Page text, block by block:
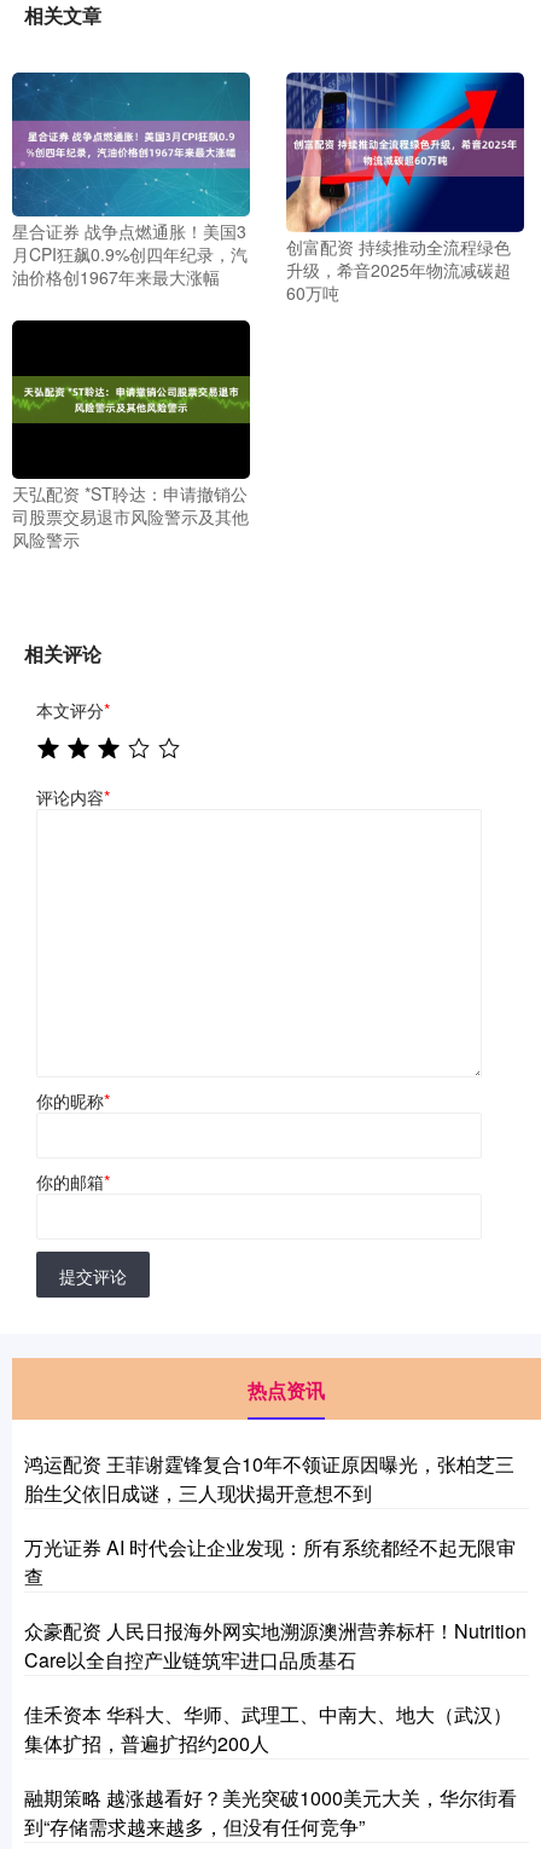
相关文章
星合证券 战争点燃通胀！美国3
月CPI狂飙0.9%创四年纪录，汽
油价格创1967年来最大涨幅
创富配资 持续推动全流程绿色
升级，希音2025年物流减碳超
60万吨
天弘配资 *ST聆达：申请撤销公
司股票交易退市风险警示及其他
风险警示
相关评论
本文评分*
评论内容*
你的昵称*
你的邮箱*
提交评论
热点资讯
鸿运配资 王菲谢霆锋复合10年不领证原因曝光，张柏芝三
胎生父依旧成谜，三人现状揭开意想不到
万光证券 AI 时代会让企业发现：所有系统都经不起无限审
查
众豪配资 人民日报海外网实地溯源澳洲营养标杆！Nutrition
Care以全自控产业链筑牢进口品质基石
佳禾资本 华科大、华师、武理工、中南大、地大（武汉）
集体扩招，普遍扩招约200人
融期策略 越涨越看好？美光突破1000美元大关，华尔街看
到“存储需求越来越多，但没有任何竞争”